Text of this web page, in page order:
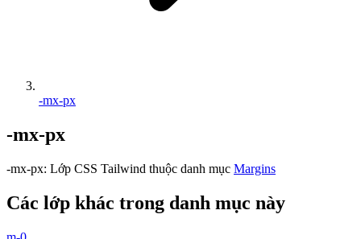
-mx-px
-mx-px
-mx-px: Lớp CSS Tailwind thuộc danh mục Margins
Các lớp khác trong danh mục này